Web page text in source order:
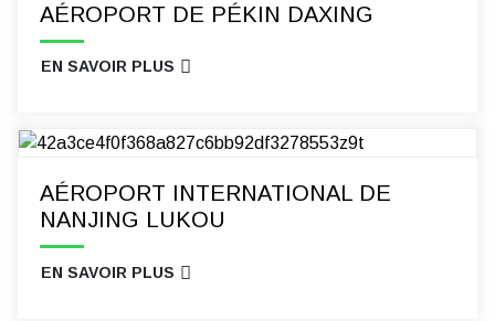
AÉROPORT DE PÉKIN DAXING
EN SAVOIR PLUS
AÉROPORT INTERNATIONAL DE
NANJING LUKOU
EN SAVOIR PLUS